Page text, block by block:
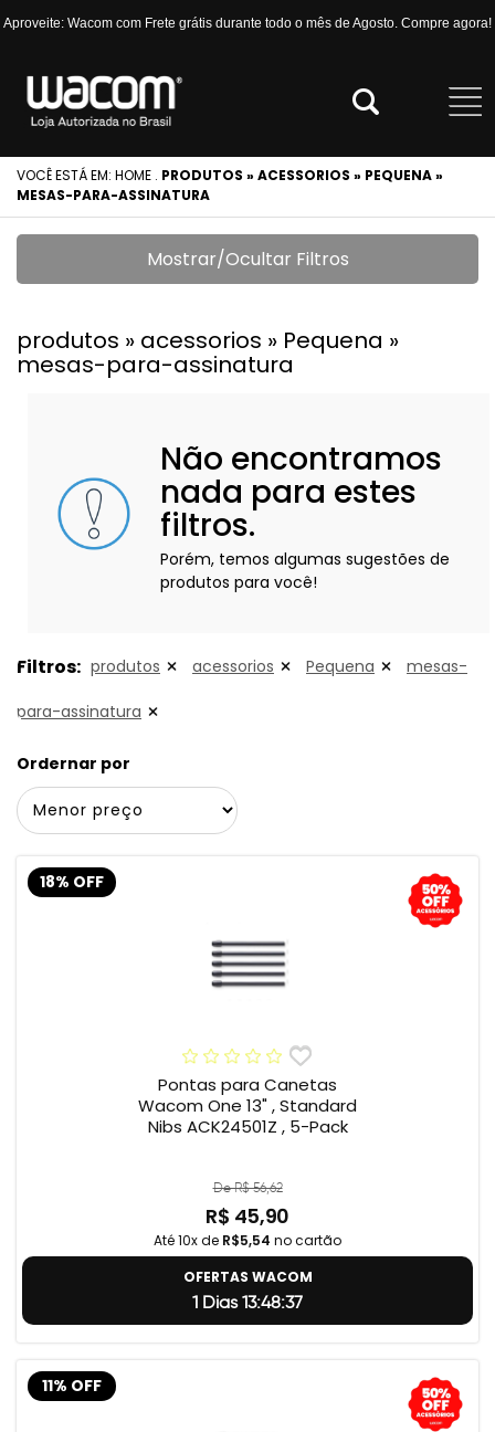
Aproveite: Wacom com Frete grátis durante todo o mês de Agosto. Compre agora!
VOCÊ ESTÁ EM: HOME . PRODUTOS » ACESSORIOS » PEQUENA »
MESAS-PARA-ASSINATURA
Mostrar/Ocultar Filtros
produtos » acessorios » Pequena »
mesas-para-assinatura
Não encontramos
nada para estes
filtros.
Porém, temos algumas sugestões de
produtos para você!
Filtros: produtos acessorios Pequena mesas-
para-assinatura
Ordernar por
18% OFF
Pontas para Canetas
Wacom One 13" , Standard
Nibs ACK24501Z , 5-Pack
De R$ 56,62
R$ 45,90
Até 10x de R$5,54 no cartão
OFERTAS WACOM
1 Dias 13:48:37
11% OFF